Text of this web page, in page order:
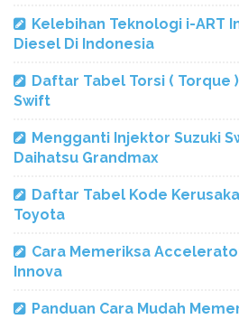
Kelebihan Teknologi i-ART
Diesel Di Indonesia
Daftar Tabel Torsi ( Torque
Swift
Mengganti Injektor Suzuki
Daihatsu Grandmax
Daftar Tabel Kode
Toyota
Cara Memeriksa
Innova
Panduan Cara Mudah